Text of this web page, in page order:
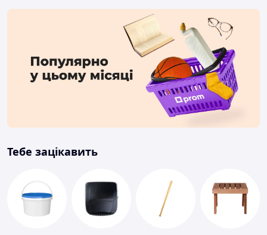
Тебе зацікавить